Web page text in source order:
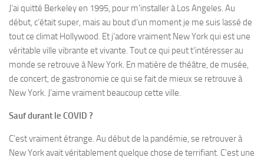
J’ai quitté Berkeley en 1995, pour m’installer à Los Angeles. Au
début, c’était super, mais au bout d’un moment je me suis lassé de
tout ce climat Hollywood. Et j’adore vraiment New York qui est une
véritable ville vibrante et vivante. Tout ce qui peut t’intéresser au
monde se retrouve à New York. En matière de théâtre, de musée,
de concert, de gastronomie ce qui se fait de mieux se retrouve à
New York. J’aime vraiment beaucoup cette ville.
Sauf durant le COVID ?
C’est vraiment étrange. Au début de la pandémie, se retrouver à
New York avait véritablement quelque chose de terrifiant. C’est une